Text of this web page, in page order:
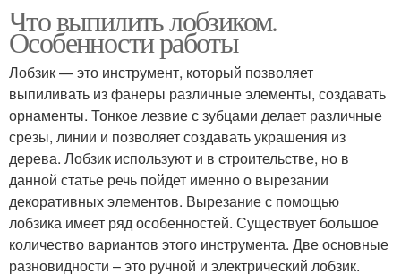
Что выпилить лобзиком.
Особенности работы
Лобзик — это инструмент, который позволяет
выпиливать из фанеры различные элементы, создавать
орнаменты. Тонкое лезвие с зубцами делает различные
срезы, линии и позволяет создавать украшения из
дерева. Лобзик используют и в строительстве, но в
данной статье речь пойдет именно о вырезании
декоративных элементов. Вырезание с помощью
лобзика имеет ряд особенностей. Существует большое
количество вариантов этого инструмента. Две основные
разновидности – это ручной и электрический лобзик.